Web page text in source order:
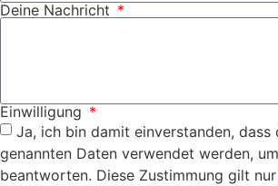
Deine Nachricht
Einwilligung
Ja, ich bin damit einverstanden, dass
genannten Daten verwendet werden,
beantworten. Diese Zustimmung gilt